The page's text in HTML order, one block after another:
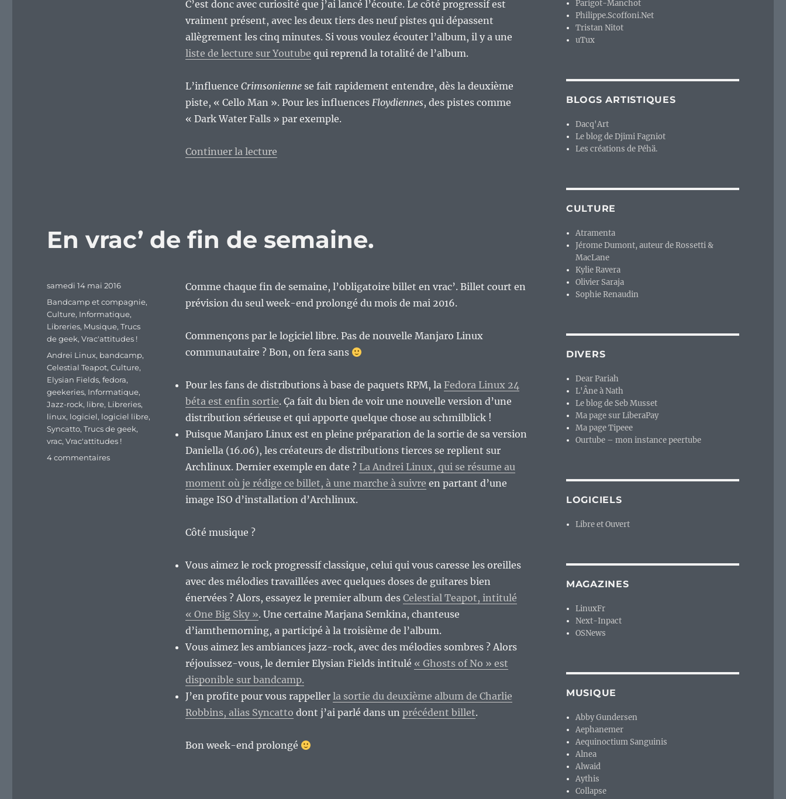
C’est donc avec curiosité que j’ai lancé l’écoute. Le côté progressif est
vraiment présent, avec les deux tiers des neuf pistes qui dépassent
allègrement les cinq minutes. Si vous voulez écouter l’album, il y a une
liste de lecture sur Youtube qui reprend la totalité de l’album.
L’influence Crimsoniennese fait rapidement entendre, dès la deuxième
piste, « Cello Man ». Pour les influences Floydiennes, des pistes comme
« Dark Water Falls » par exemple.
Continuer la lecturede « Robin & The Woods, du bon Jazz Rock progressif bordelais. »
En vrac’ de fin de semaine.
Comme chaque fin de semaine, l’obligatoire billet en vrac’. Billet court en
prévision du seul week-end prolongé du mois de mai 2016.
Commençons par le logiciel libre. Pas de nouvelle Manjaro Linux
communautaire ? Bon, on fera sans
Pour les fans de distributions à base de paquets RPM, la Fedora Linux 24
béta est enfin sortie. Ça fait du bien de voir une nouvelle version d’une
distribution sérieuse et qui apporte quelque chose au schmilblick !
Puisque Manjaro Linux est en pleine préparation de la sortie de sa version
Daniella (16.06), les créateurs de distributions tierces se replient sur
Archlinux. Dernier exemple en date ? La Andrei Linux, qui se résume au
moment où je rédige ce billet, à une marche à suivre en partant d’une
image ISO d’installation d’Archlinux.
Côté musique ?
Vous aimez le rock progressif classique, celui qui vous caresse les oreilles
avec des mélodies travaillées avec quelques doses de guitares bien
énervées ? Alors, essayez le premier album des Celestial Teapot, intitulé
« One Big Sky ». Une certaine Marjana Semkina, chanteuse
d’iamthemorning, a participé à la troisième de l’album.
Vous aimez les ambiances jazz-rock, avec des mélodies sombres ? Alors
réjouissez-vous, le dernier Elysian Fields intitulé « Ghosts of No » est
disponible sur bandcamp.
J’en profite pour vous rappeller la sortie du deuxième album de Charlie
Robbins, alias Syncatto dont j’ai parlé dans un précédent billet.
Bon week-end prolongé
Publié
samedi 14 mai 2016
Catégories
Bandcamp et compagnie,
Culture, Informatique,
Libreries, Musique,Trucs
de geek,Vrac'attitudes !
Étiquettes
Andrei Linux, bandcamp,
Celestial Teapot,Culture,
Elysian Fields,fedora,
geekeries, Informatique,
Jazz-rock, libre, Libreries,
linux, logiciel, logiciel libre,
Syncatto,Trucs de geek,
vrac,Vrac'attitudes !
4 commentairessur
Parigot-Manchot
Philippe.Scoffoni.Net
Tristan Nitot
uTux
BLOGS ARTISTIQUES
Dacq'Art
Le blog de Djimi Fagniot
Les créations de Péhä.
CULTURE
Atramenta
Jérome Dumont, auteur de Rossetti &
MacLane
Kylie Ravera
Olivier Saraja
Sophie Renaudin
DIVERS
Dear Pariah
L'Âne à Nath
Le blog de Seb Musset
Ma page sur LiberaPay
Ma page Tipeee
Ourtube – mon instance peertube
LOGICIELS
Libre et Ouvert
MAGAZINES
LinuxFr
Next-Inpact
OSNews
MUSIQUE
Abby Gundersen
Aephanemer
Aequinoctium Sanguinis
Alnea
Alwaid
Aythis
Collapse